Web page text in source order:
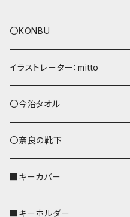
〇KONBU
ショルダーバッグ
あずまバッグ
トートバッグ（L）
バッグインバッグ
イラストレーター：mitto
シマエナガ
ハシビロコウ
オカメインコ
歌うオカメちゃん
セキセイインコ
〇今治タオル
〇奈良の靴下
■キーカバー
■キーホルダー